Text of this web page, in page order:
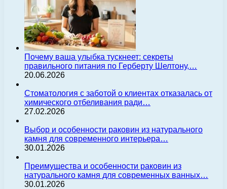
Почему ваша улыбка тускнеет: секреты
правильного питания по Герберту Шелтону,…
20.06.2026
Стоматология с заботой о клиентах отказалась от
химического отбеливания ради…
27.02.2026
Выбор и особенности раковин из натурального
камня для современного интерьера…
30.01.2026
Преимущества и особенности раковин из
натурального камня для современных ванных…
30.01.2026